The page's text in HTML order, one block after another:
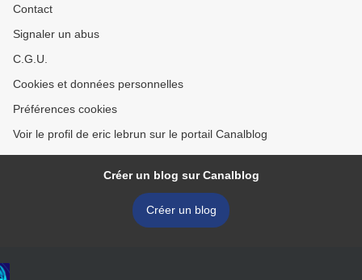
Contact
Signaler un abus
C.G.U.
Cookies et données personnelles
Préférences cookies
Voir le profil de eric lebrun sur le portail Canalblog
Créer un blog sur Canalblog
Créer un blog